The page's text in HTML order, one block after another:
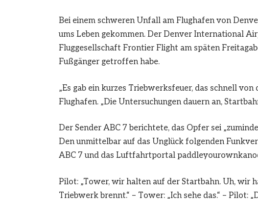
Bei einem schweren Unfall am Flughafen von
ums Leben gekommen. Der Denver International
Fluggesellschaft Frontier Flight am späten
Fußgänger getroffen habe.
„Es gab ein kurzes Triebwerksfeuer, das schnell
Flughafen. „Die Untersuchungen dauern an,
Der Sender ABC 7 berichtete, das Opfer sei
Den unmittelbar auf das Unglück folgenden
ABC 7 und das Luftfahrtportal
Pilot: „Tower, wir halten auf der Startbahn. Uh, wir
Triebwerk brennt.“ – Tower: „Ich sehe das.“ – Pilot: